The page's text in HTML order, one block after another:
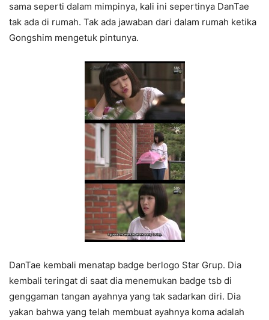
sama seperti dalam mimpinya, kali ini sepertinya DanTae
tak ada di rumah. Tak ada jawaban dari dalam rumah ketika
Gongshim mengetuk pintunya.
DanTae kembali menatap badge berlogo Star Grup. Dia
kembali teringat di saat dia menemukan badge tsb di
genggaman tangan ayahnya yang tak sadarkan diri. Dia
yakan bahwa yang telah membuat ayahnya koma adalah